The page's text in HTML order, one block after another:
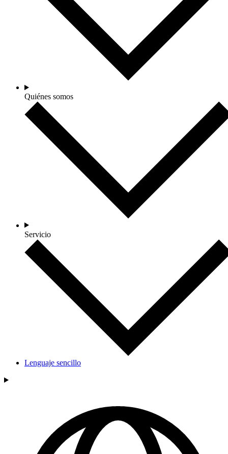
Quiénes somos
Servicio
Lenguaje sencillo